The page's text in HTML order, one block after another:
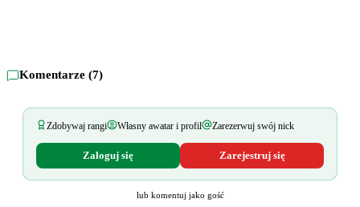
Komentarze (7)
Zdobywaj rangi Własny awatar i profil Zarezerwuj swój nick
Zaloguj się Zarejestruj się
lub komentuj jako gość